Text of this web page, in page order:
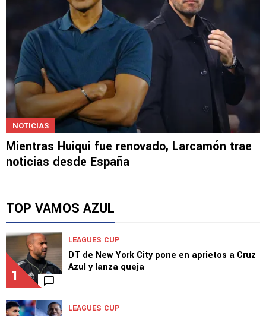
NOTICIAS
Mientras Huiqui fue renovado, Larcamón trae
noticias desde España
TOP VAMOS AZUL
1
LEAGUES CUP
DT de New York City pone en aprietos a Cruz
Azul y lanza queja
LEAGUES CUP